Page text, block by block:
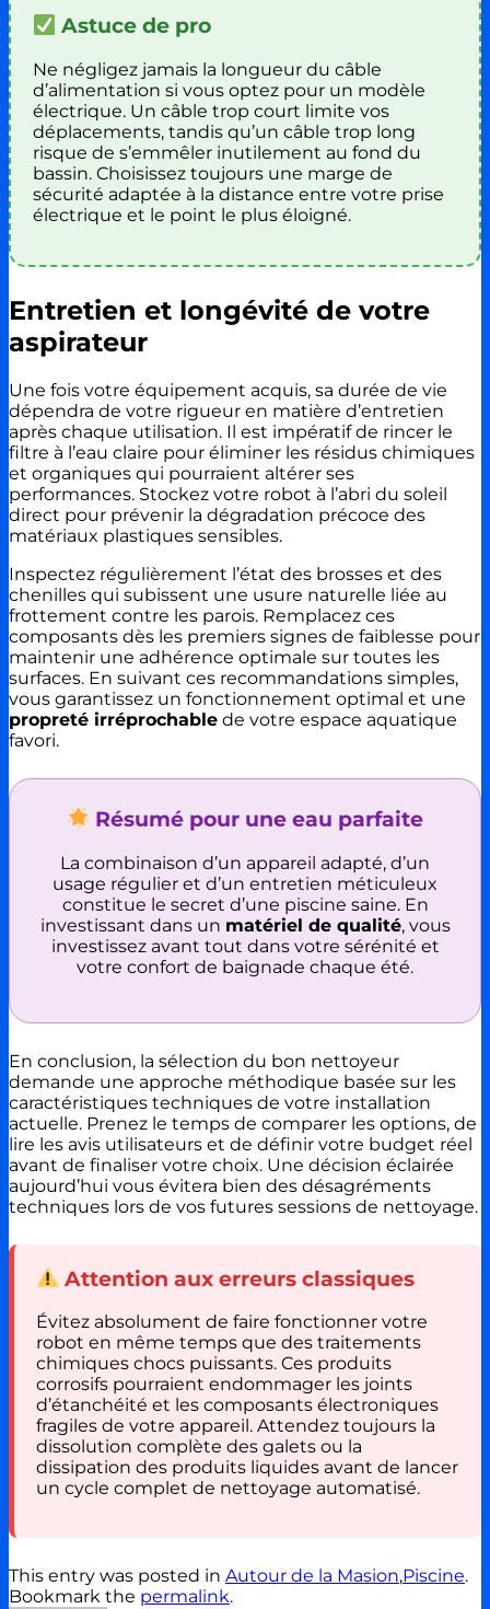
Astuce de pro
Ne négligez jamais la longueur du câble
d’alimentation si vous optez pour un modèle
électrique. Un câble trop court limite vos
déplacements, tandis qu’un câble trop long
risque de s’emmêler inutilement au fond du
bassin. Choisissez toujours une marge de
sécurité adaptée à la distance entre votre prise
électrique et le point le plus éloigné.
Entretien et longévité de votre
aspirateur
Une fois votre équipement acquis, sa durée de vie
dépendra de votre rigueur en matière d’entretien
après chaque utilisation. Il est impératif de rincer le
filtre à l’eau claire pour éliminer les résidus chimiques
et organiques qui pourraient altérer ses
performances. Stockez votre robot à l’abri du soleil
direct pour prévenir la dégradation précoce des
matériaux plastiques sensibles.
Inspectez régulièrement l’état des brosses et des
chenilles qui subissent une usure naturelle liée au
frottement contre les parois. Remplacez ces
composants dès les premiers signes de faiblesse pour
maintenir une adhérence optimale sur toutes les
surfaces. En suivant ces recommandations simples,
vous garantissez un fonctionnement optimal et une
propreté irréprochable de votre espace aquatique
favori.
Résumé pour une eau parfaite
La combinaison d’un appareil adapté, d’un
usage régulier et d’un entretien méticuleux
constitue le secret d’une piscine saine. En
investissant dans un matériel de qualité, vous
investissez avant tout dans votre sérénité et
votre confort de baignade chaque été.
En conclusion, la sélection du bon nettoyeur
demande une approche méthodique basée sur les
caractéristiques techniques de votre installation
actuelle. Prenez le temps de comparer les options, de
lire les avis utilisateurs et de définir votre budget réel
avant de finaliser votre choix. Une décision éclairée
aujourd’hui vous évitera bien des désagréments
techniques lors de vos futures sessions de nettoyage.
Attention aux erreurs classiques
Évitez absolument de faire fonctionner votre
robot en même temps que des traitements
chimiques chocs puissants. Ces produits
corrosifs pourraient endommager les joints
d’étanchéité et les composants électroniques
fragiles de votre appareil. Attendez toujours la
dissolution complète des galets ou la
dissipation des produits liquides avant de lancer
un cycle complet de nettoyage automatisé.
This entry was posted in Autour de la Masion,Piscine.
Bookmark the permalink.